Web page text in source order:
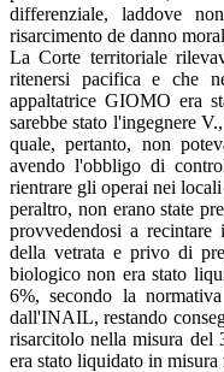
differenziale, laddove
risarcimento de danno
La Corte territoriale
ritenersi pacifica e che
appaltatrice GIOMO era
sarebbe stato l'ingegnere
quale, pertanto, non
avendo l'obbligo di
rientrare gli operai nei
peraltro, non erano state
provvedendosi a
della vetrata e privo di
biologico non era stato
6%, secondo la
dall'INAIL, restando
risarcitolo nella misura del
era stato liquidato in misura